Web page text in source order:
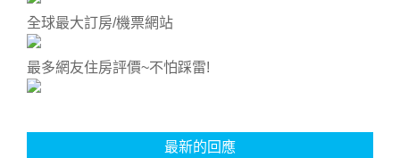
全球最大訂房/機票網站
最多網友住房評價~不怕踩雷!
最新的回應